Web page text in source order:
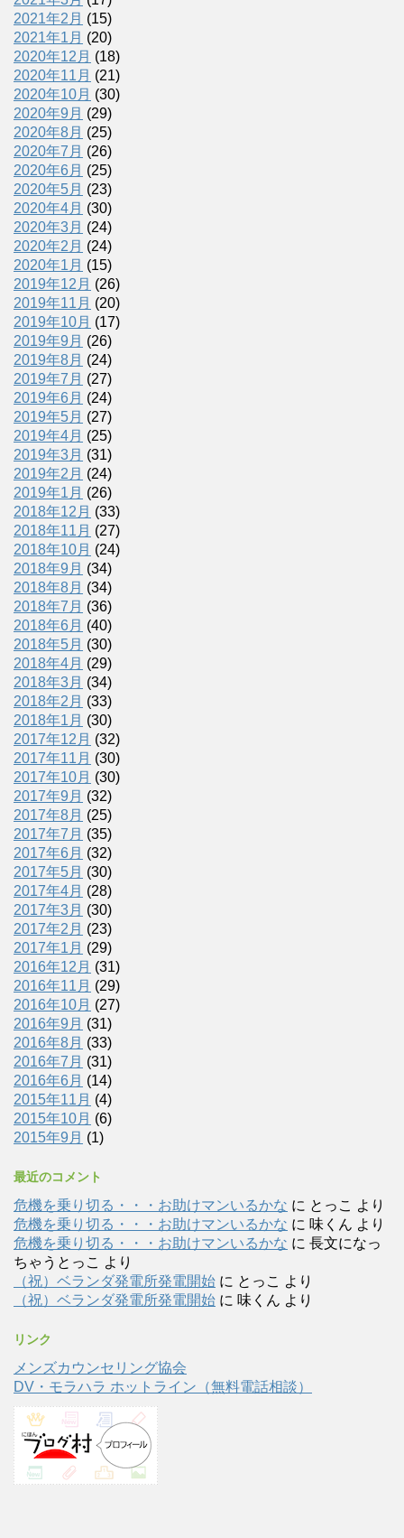
2021年2月 (15)
2021年1月 (20)
2020年12月 (18)
2020年11月 (21)
2020年10月 (30)
2020年9月 (29)
2020年8月 (25)
2020年7月 (26)
2020年6月 (25)
2020年5月 (23)
2020年4月 (30)
2020年3月 (24)
2020年2月 (24)
2020年1月 (15)
2019年12月 (26)
2019年11月 (20)
2019年10月 (17)
2019年9月 (26)
2019年8月 (24)
2019年7月 (27)
2019年6月 (24)
2019年5月 (27)
2019年4月 (25)
2019年3月 (31)
2019年2月 (24)
2019年1月 (26)
2018年12月 (33)
2018年11月 (27)
2018年10月 (24)
2018年9月 (34)
2018年8月 (34)
2018年7月 (36)
2018年6月 (40)
2018年5月 (30)
2018年4月 (29)
2018年3月 (34)
2018年2月 (33)
2018年1月 (30)
2017年12月 (32)
2017年11月 (30)
2017年10月 (30)
2017年9月 (32)
2017年8月 (25)
2017年7月 (35)
2017年6月 (32)
2017年5月 (30)
2017年4月 (28)
2017年3月 (30)
2017年2月 (23)
2017年1月 (29)
2016年12月 (31)
2016年11月 (29)
2016年10月 (27)
2016年9月 (31)
2016年8月 (33)
2016年7月 (31)
2016年6月 (14)
2015年11月 (4)
2015年10月 (6)
2015年9月 (1)
最近のコメント
危機を乗り切る・・・お助けマンいるかな に とっこ より
危機を乗り切る・・・お助けマンいるかな に 味くん より
危機を乗り切る・・・お助けマンいるかな に 長文になっ
ちゃうとっこ より
（祝）ベランダ発電所発電開始 に とっこ より
（祝）ベランダ発電所発電開始 に 味くん より
リンク
メンズカウンセリング協会
DV・モラハラ ホットライン（無料電話相談）